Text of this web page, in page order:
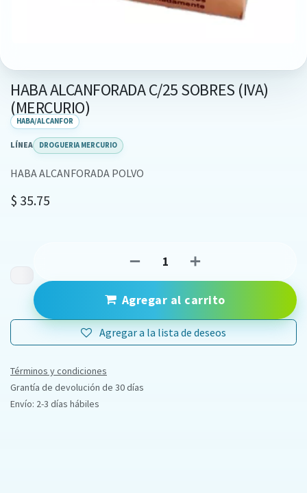
HABA ALCANFORADA C/25 SOBRES (IVA)
(MERCURIO)
HABA/ALCANFOR
LÍNEA DROGUERIA MERCURIO
HABA ALCANFORADA POLVO
$ 35.75
Agregar al carrito
Agregar a la lista de deseos
Términos y condiciones
Grantía de devolución de 30 días
Envío: 2-3 días hábiles